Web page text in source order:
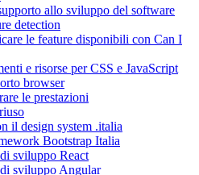
allo sviluppo del software
detection
le feature disponibili con Can I
e risorse per CSS e JavaScript
browser
le prestazioni
il design system .italia
Bootstrap Italia
sviluppo React
sviluppo Angular